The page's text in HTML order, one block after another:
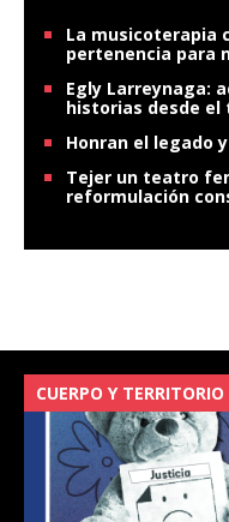
La musicoterapia
pertenencia para
Egly Larreynaga:
historias desde
Honran el legado
Tejer un teatro
reformulación
CUERPO Y TERRITORIO